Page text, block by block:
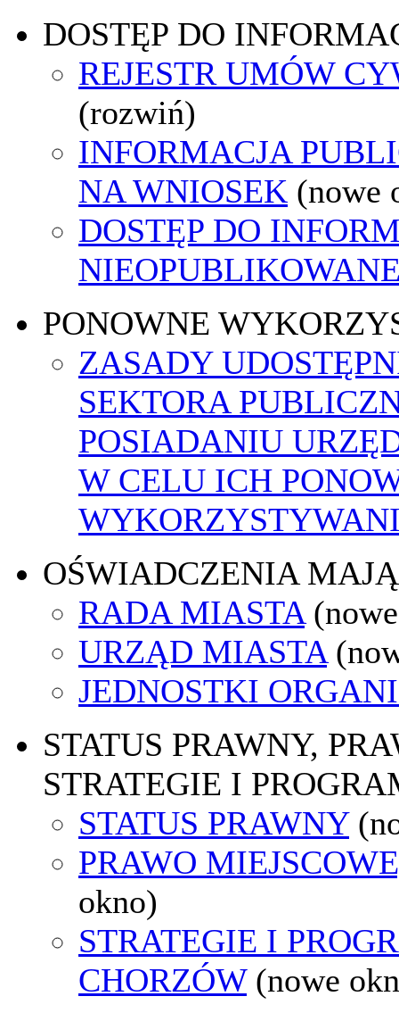
DOSTĘP DO
REJESTR UMÓW
(rozwiń)
INFORMACJA
NA WNIOSEK (nowe
DOSTĘP DO
PONOWNE
ZASADY
SEKTORA
POSIADANIU
W CELU ICH
OŚWIADCZENIA
RADA MIASTA
URZĄD MIASTA
JEDNOSTKI
STATUS PRAWNY,
STRATEGIE I
STATUS PRAWNY
PRAWO
okno)
STRATEGIE I
CHORZÓW (nowe